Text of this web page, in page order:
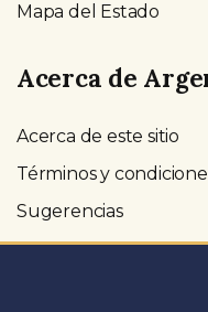
Mapa del Estado
Acerca de
Acerca de este sitio
Términos y
Sugerencias